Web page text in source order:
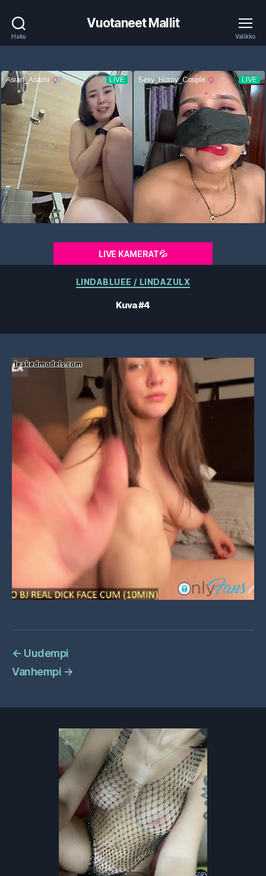
Haku
Vuotaneet Mallit
Valikko
LIVE KAMERAT💦
Kategoriat
LINDABLUEE / LINDAZULX
Kuva #4
← Uudempi
Vanhempi →